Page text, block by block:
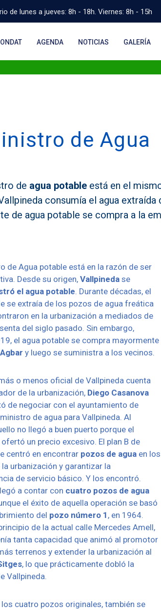
de lunes a jueves: 8h - 18h. Viernes: 8h - 15h
AGENDA NOTICIAS GALERÍA
de Agua
de agua potable está en el
consumía el agua extraída
de agua potable se compra a la
de Agua potable está en la razón de ser
Desde su origen, Vallpineda se
el agua potable. Durante décadas, el
se extraía de los pozos de agua freática
en la urbanización a mediados de
del siglo pasado. Sin embargo,
el agua potable se compra mayormente
Agbar y luego se suministra a los vecinos.
o menos oficial de Vallpineda cuenta
de la urbanización, Diego Casanova
de negociar con el ayuntamiento de
de agua para Vallpineda. Al
no llegó a buen puerto porque el
un precio excesivo. El plan B de
centró en encontrar pozos de agua en los
urbanización y garantizar la
de servicio básico. Y los encontró.
a contar con cuatro pozos de agua
el éxito de aquella operación se basó
del pozo número 1 , en 1964.
de la actual calle Mercedes Amell,
tanta capacidad que animó al promotor
terrenos y extender la urbanización al
, lo que prácticamente dobló la
Vallpineda.
cuatro pozos originales, también se
Depósito de agua